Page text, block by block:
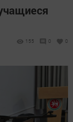
155 0 0